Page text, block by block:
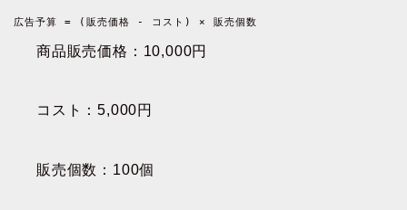
広告予算 = (販売価格 - コスト) × 販売個数
商品販売価格：10,000円
コスト：5,000円
販売個数：100個